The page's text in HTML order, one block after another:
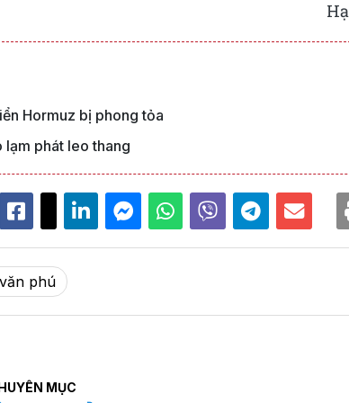
Hormuz bị phong tỏa
lạm phát leo thang
phú
MỤC